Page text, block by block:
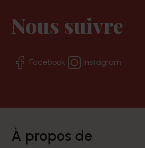
Nous suivre
Facebook Instagram
à propos de